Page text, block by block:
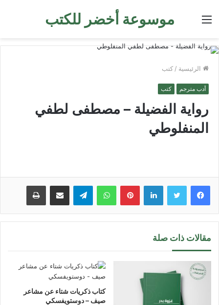
موسوعة أخضر للكتب القائمة
الرئيسية / كتب
أدب مترجم كتب
رواية الفضيلة – مصطفى لطفي
المنفلوطي
لينكدإن بينتيريستواتساب تيلقرام مشاركة عبر البريد طباعة
مقالات ذات صلة
كتاب ذكريات شتاء عن مشاعر
صيف – دوستويفسكي